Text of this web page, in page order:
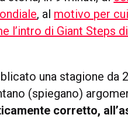
, al motivo per
l’intro di Giant Steps
una stagione
(spiegano)
corretto,